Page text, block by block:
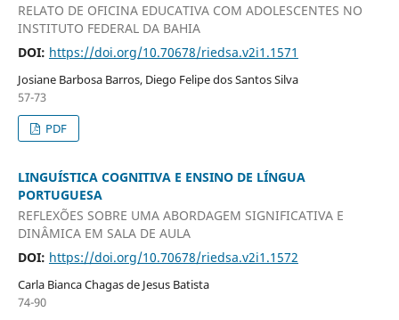
RELATO DE OFICINA EDUCATIVA COM ADOLESCENTES NO
INSTITUTO FEDERAL DA BAHIA
DOI: https://doi.org/10.70678/riedsa.v2i1.1571
Josiane Barbosa Barros, Diego Felipe dos Santos Silva
57-73
PDF
LINGUÍSTICA COGNITIVA E ENSINO DE LÍNGUA
PORTUGUESA
REFLEXÕES SOBRE UMA ABORDAGEM SIGNIFICATIVA E
DINÂMICA EM SALA DE AULA
DOI: https://doi.org/10.70678/riedsa.v2i1.1572
Carla Bianca Chagas de Jesus Batista
74-90